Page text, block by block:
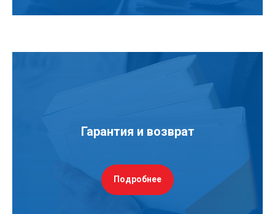
Гарантия и возврат
Подробнее